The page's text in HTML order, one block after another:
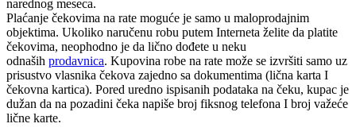
narednog meseca.
Plaćanje čekovima na rate moguće je samo u maloprodajnim
objektima. Ukoliko naručenu robu putem Interneta želite da platite
čekovima, neophodno je da lično dođete u neku
odnaših prodavnica. Kupovina robe na rate može se izvršiti samo uz
prisustvo vlasnika čekova zajedno sa dokumentima (lična karta I
čekovna kartica). Pored uredno ispisanih podataka na čeku, kupac je
dužan da na pozadini čeka napiše broj fiksnog telefona I broj važeće
lične karte.